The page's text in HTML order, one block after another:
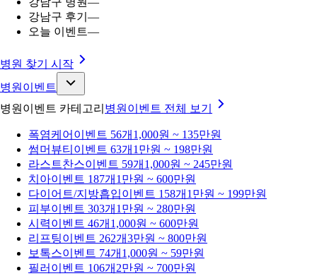
강남구 후기 —
오늘 이벤트—
병원 찾기 시작
병원이벤트
병원이벤트 카테고리 병원이벤트 전체 보기
폭염케어 이벤트 56개 1,000원 ~ 135만원
썸머뷰티 이벤트 63개 1만원 ~ 198만원
라스트찬스이벤트 59개 1,000원 ~ 245만원
치아이벤트 187개 1만원 ~ 600만원
다이어트/지방흡입이벤트 158개 1만원 ~ 199만원
피부이벤트 303개 1만원 ~ 280만원
시력이벤트 46개 1,000원 ~ 600만원
리프팅이벤트 262개3만원 ~ 800만원
보톡스이벤트 74개 1,000원 ~ 59만원
필러 이벤트 106개 2만원 ~ 700만원